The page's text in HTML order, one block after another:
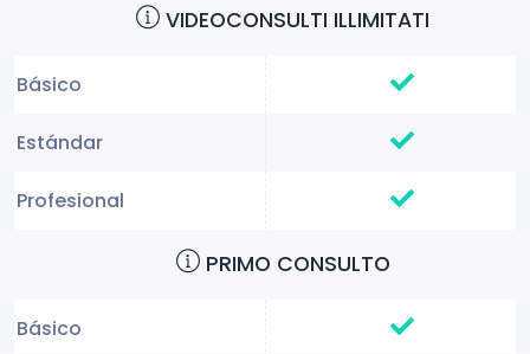
VIDEOCONSULTI ILLIMITATI
PRIMO CONSULTO